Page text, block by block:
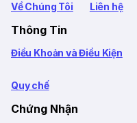
Về Chúng Tôi Liên hệ
Thông Tin
Điều Khoản và Điều Kiện
Quy chế
Chứng Nhận